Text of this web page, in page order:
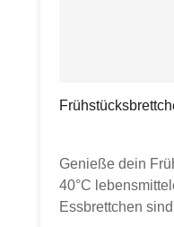
Genieße dein
40°C
Essbrettchen